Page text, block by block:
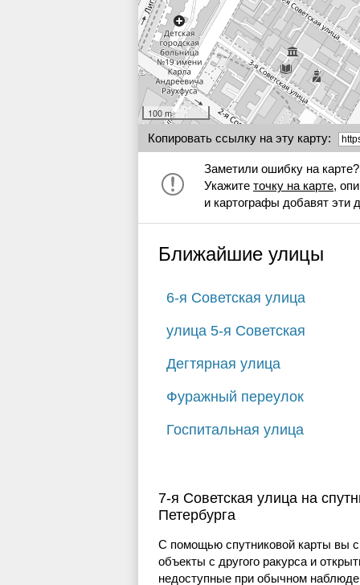
100 m
Копировать ссылку на эту карту:
Заметили ошибку на карте?
Укажите точку на карте,
и картографы добавят эти
Ближайшие улицы
6-я Советская улица
улица 5-я Советская
Дегтярная улица
Фуражный переулок
Госпитальная улица
7-я Советская улица на
Петербурга
С помощью спутниковой карты вы
объекты с другого ракурса и
недоступные при обычном